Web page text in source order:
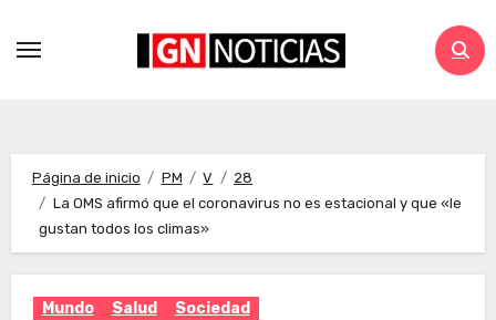
Página de inicio PM V
28
La OMS afirmó que el coronavirus no es estacional y que «le
gustan todos los climas»
Mundo Salud Sociedad